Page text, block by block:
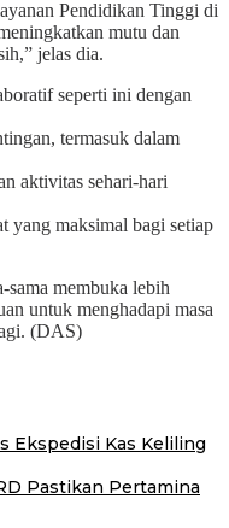
Pendidikan Tinggi di
mutu dan
jelas dia.
seperti ini dengan
termasuk dalam
aktivitas sehari-hari
yang maksimal bagi setiap
sama membuka lebih
untuk menghadapi masa
(DAS)
Ekspedisi Kas Keliling
Pastikan Pertamina